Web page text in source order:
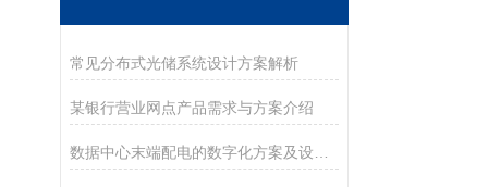
常见分布式光储系统设计方案解析
某银行营业网点产品需求与方案介绍